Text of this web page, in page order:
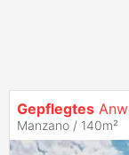
Gepflegtes
Manzano / 140m²